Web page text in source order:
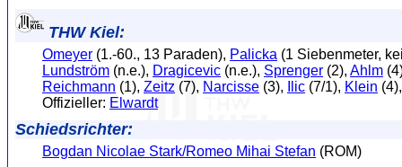
THW Kiel:
Omeyer (1.-60., 13 Paraden), Palicka (1 Siebenmeter,
Lundström (n.e.), Dragicevic (n.e.), Sprenger (2), Ahlm
Reichmann (1), Zeitz (7), Narcisse (3), Ilic (7/1), Klein
Offizieller: Elwardt
Schiedsrichter:
Bogdan Nicolae Stark/Romeo Mihai Stefan (ROM)